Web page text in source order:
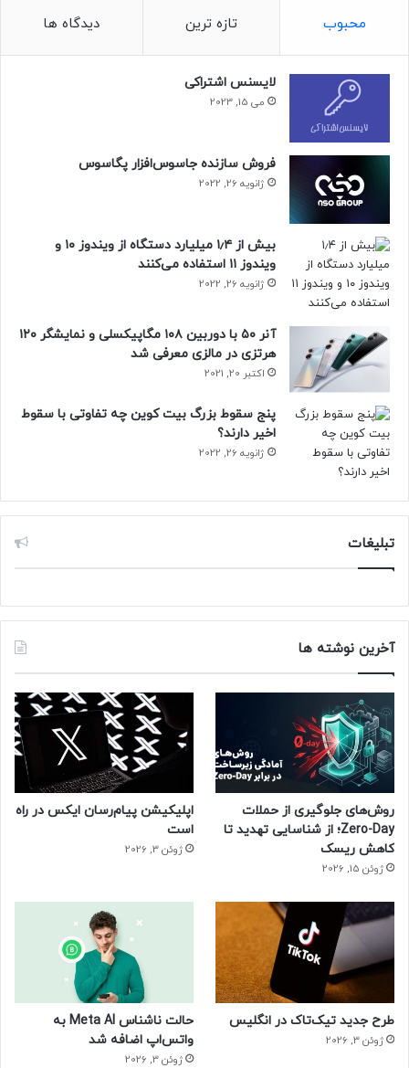
محبوب تازه ترین دیدگاه ها
لایسنس اشتراکی
می 15, 2023
فروش سازنده جاسوس‌افزار پگاسوس
ژانویه 26, 2022
بیش از ۱٫۴ میلیارد دستگاه از ویندوز ۱۰ و
ویندوز ۱۱ استفاده می‌کنند
ژانویه 26, 2022
آنر ۵۰ با دوربین ۱۰۸ مگاپیکسلی و نمایشگر ۱۲۰
هرتزی در مالزی معرفی شد
اکتبر 20, 2021
پنج سقوط بزرگ بیت کوین چه تفاوتی با سقوط
اخیر دارند؟
ژانویه 26, 2022
تبلیغات
آخرین نوشته ها
روش‌های جلوگیری از حملات
Zero-Day؛ از شناسایی تهدید تا
کاهش ریسک
ژوئن 15, 2026
اپلیکیشن پیام‌رسان ایکس در راه
است
ژوئن 3, 2026
طرح جدید تیک‌تاک در انگلیس
ژوئن 3, 2026
حالت ناشناس Meta AI به
واتس‌اپ اضافه شد
ژوئن 3, 2026